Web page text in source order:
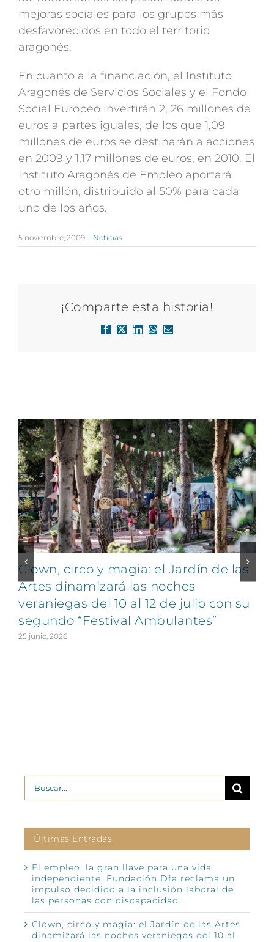
mejoras sociales para los grupos más
desfavorecidos en todo el territorio
aragonés.
En cuanto a la financiación, el Instituto
Aragonés de Servicios Sociales y el Fondo
Social Europeo invertirán 2, 26 millones de
euros a partes iguales, de los que 1,09
millones de euros se destinarán a acciones
en 2009 y 1,17 millones de euros, en 2010. El
Instituto Aragonés de Empleo aportará
otro millón, distribuido al 50% para cada
uno de los años.
5 noviembre, 2009 | Noticias
¡Comparte esta historia!
Facebook
X LinkedInWhatsApp
Correo
Clown, circo y magia: el Jardín de las
Artes dinamizará las noches
veraniegas del 10 al 12 de julio con su
segundo “Festival Ambulantes”
25 junio, 2026
Buscar:
Últimas Entradas
El empleo, la gran llave para una vida
independiente: Fundación Dfa reclama un
impulso decidido a la inclusión laboral de
las personas con discapacidad
Clown, circo y magia: el Jardín de las Artes
dinamizará las noches veraniegas del 10 al